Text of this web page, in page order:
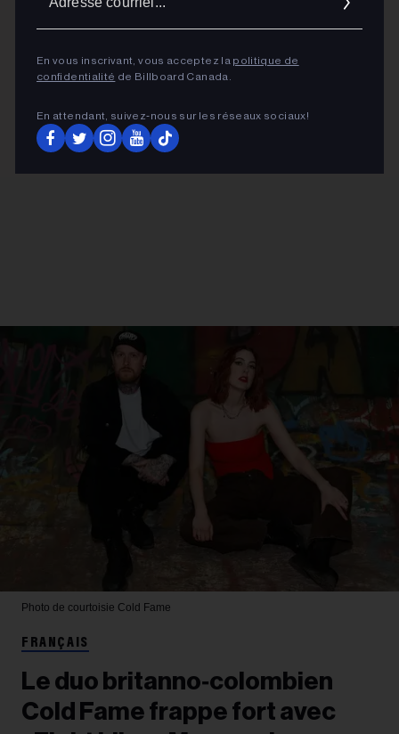
En vous inscrivant, vous acceptez la politique de
confidentialité de Billboard Canada.
En attendant, suivez‑nous sur les réseaux sociaux!
Photo de courtoisie Cold Fame
FRANÇAIS
Le duo britanno‑colombien
Cold Fame frappe fort avec